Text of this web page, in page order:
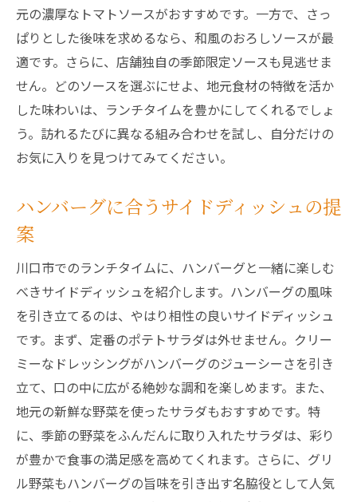
元の濃厚なトマトソースがおすすめです。一方で、さっ
ぱりとした後味を求めるなら、和風のおろしソースが最
適です。さらに、店舗独自の季節限定ソースも見逃せま
せん。どのソースを選ぶにせよ、地元食材の特徴を活か
した味わいは、ランチタイムを豊かにしてくれるでしょ
う。訪れるたびに異なる組み合わせを試し、自分だけの
お気に入りを見つけてみてください。
ハンバーグに合うサイドディッシュの提
案
川口市でのランチタイムに、ハンバーグと一緒に楽しむ
べきサイドディッシュを紹介します。ハンバーグの風味
を引き立てるのは、やはり相性の良いサイドディッシュ
です。まず、定番のポテトサラダは外せません。クリー
ミーなドレッシングがハンバーグのジューシーさを引き
立て、口の中に広がる絶妙な調和を楽しめます。また、
地元の新鮮な野菜を使ったサラダもおすすめです。特
に、季節の野菜をふんだんに取り入れたサラダは、彩り
が豊かで食事の満足感を高めてくれます。さらに、グリ
ル野菜もハンバーグの旨味を引き出す名脇役として人気